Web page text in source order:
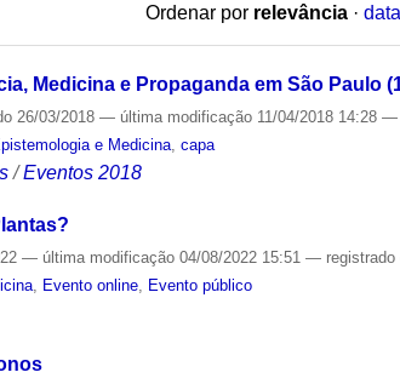
Ordenar por relevância ·
Medicina e Propaganda em São Paulo
26/03/2018— última modificação 11/04/2018 14:28—
e Medicina ,capa
/Eventos 2018
— última modificação 04/08/2022 15:51— registrado
Evento online Evento público